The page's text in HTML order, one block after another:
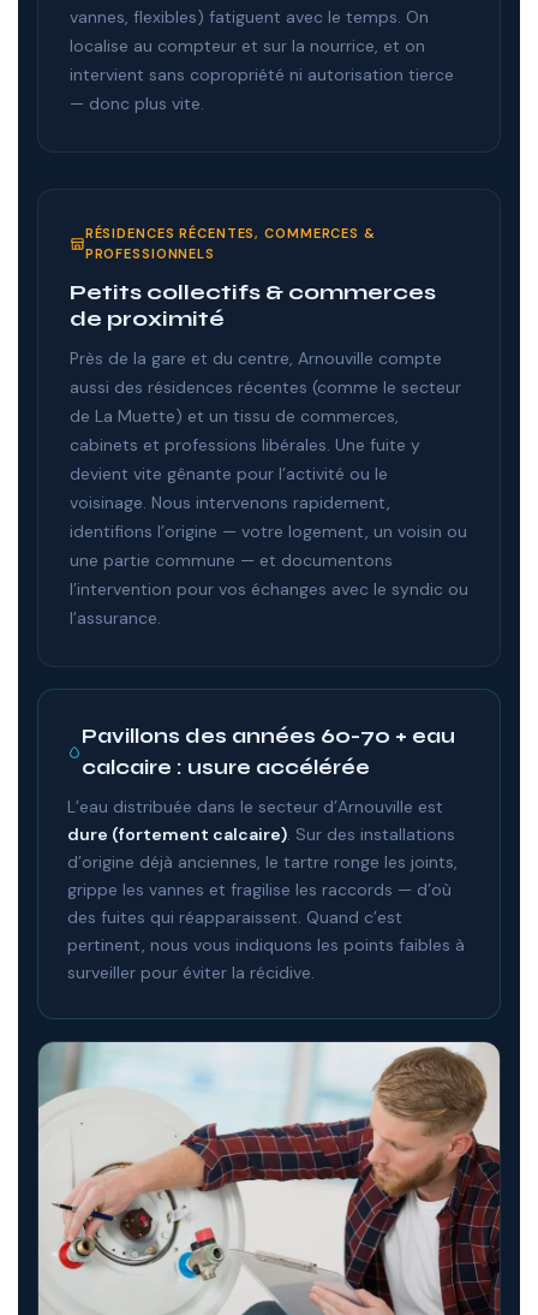
vannes, flexibles) fatiguent avec le temps. On
localise au compteur et sur la nourrice, et on
intervient sans copropriété ni autorisation tierce
— donc plus vite.
RÉSIDENCES RÉCENTES, COMMERCES &
PROFESSIONNELS
Petits collectifs & commerces
de proximité
Près de la gare et du centre, Arnouville compte
aussi des résidences récentes (comme le secteur
de La Muette) et un tissu de commerces,
cabinets et professions libérales. Une fuite y
devient vite gênante pour l’activité ou le
voisinage. Nous intervenons rapidement,
identifions l’origine — votre logement, un voisin ou
une partie commune — et documentons
l’intervention pour vos échanges avec le syndic ou
l’assurance.
Pavillons des années 60-70 + eau
calcaire : usure accélérée
L’eau distribuée dans le secteur d’Arnouville est
dure (fortement calcaire). Sur des installations
d’origine déjà anciennes, le tartre ronge les joints,
grippe les vannes et fragilise les raccords — d’où
des fuites qui réapparaissent. Quand c’est
pertinent, nous vous indiquons les points faibles à
surveiller pour éviter la récidive.